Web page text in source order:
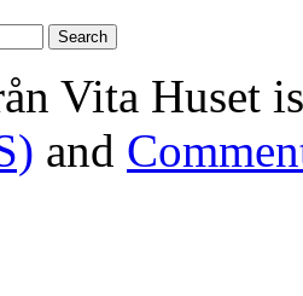
Vita Huset
and